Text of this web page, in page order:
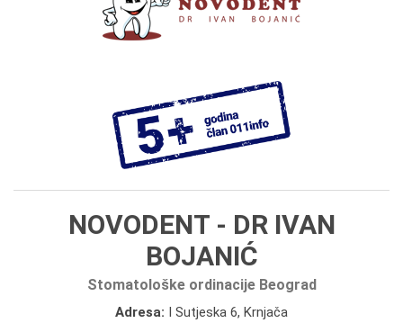
NOVODENT - DR IVAN
BOJANIĆ
Stomatološke ordinacije Beograd
Adresa: I Sutjeska 6, Krnjača